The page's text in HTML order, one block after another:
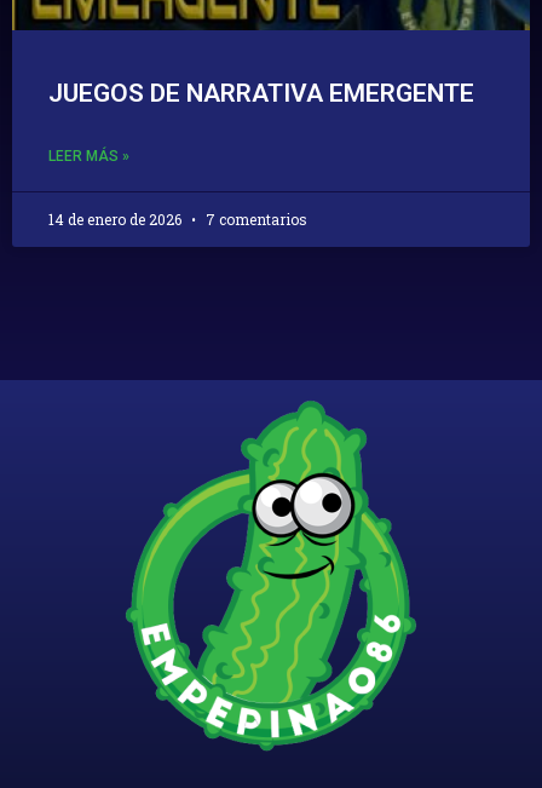
JUEGOS DE NARRATIVA EMERGENTE
LEER MÁS »
14 de enero de 2026 7 comentarios